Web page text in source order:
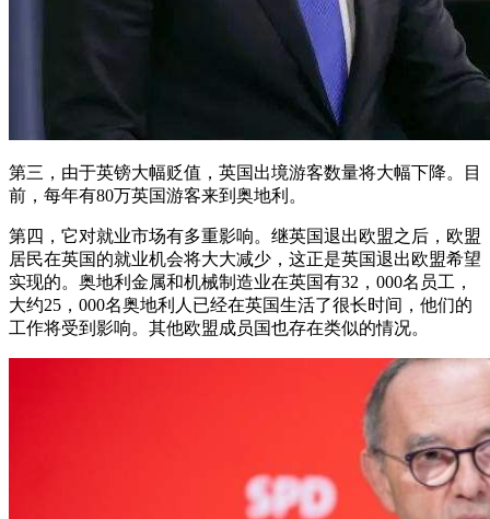
第三，由于英镑大幅贬值，英国出境游客数量将大幅下降。目
前，每年有80万英国游客来到奥地利。
第四，它对就业市场有多重影响。继英国退出欧盟之后，欧盟
居民在英国的就业机会将大大减少，这正是英国退出欧盟希望
实现的。奥地利金属和机械制造业在英国有32，000名员工，
大约25，000名奥地利人已经在英国生活了很长时间，他们的
工作将受到影响。其他欧盟成员国也存在类似的情况。